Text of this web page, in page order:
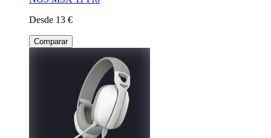
Desde 13 €
Comparar